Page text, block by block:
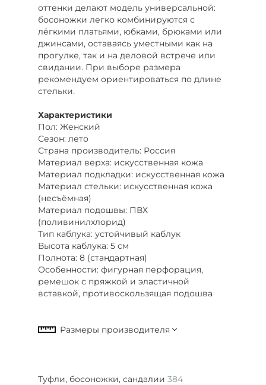
оттенки делают модель универсальной:
босоножки легко комбинируются с
лёгкими платьями, юбками, брюками или
джинсами, оставаясь уместными как на
прогулке, так и на деловой встрече или
свидании. При выборе размера
рекомендуем ориентироваться по длине
стельки.
Характеристики
Пол: Женский
Сезон: лето
Страна производитель: Россия
Материал верха: искусственная кожа
Материал подкладки: искусственная кожа
Материал стельки: искусственная кожа
(несъёмная)
Материал подошвы: ПВХ
(поливинилхлорид)
Тип каблука: устойчивый каблук
Высота каблука: 5 см
Полнота: 8 (стандартная)
Особенности: фигурная перфорация,
ремешок с пряжкой и эластичной
вставкой, противоскользящая подошва
Туфли, босоножки, сандалии 384